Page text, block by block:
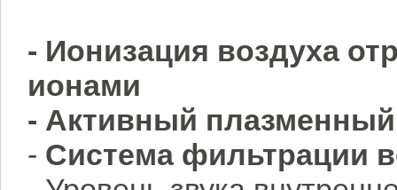
- Ионизация воздуха
ионами
- Активный
- Система фильтрации